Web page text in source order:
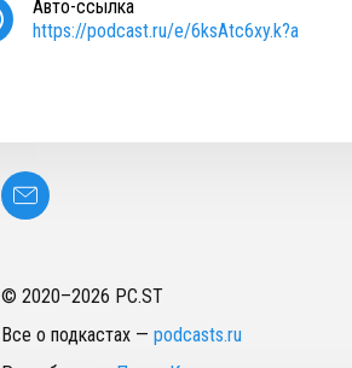
Авто-ссылка
https://podcast.ru/e/6ksAtc6xy.k?a
© 2020–2026 PC.ST
Все о подкастах — podcasts.ru